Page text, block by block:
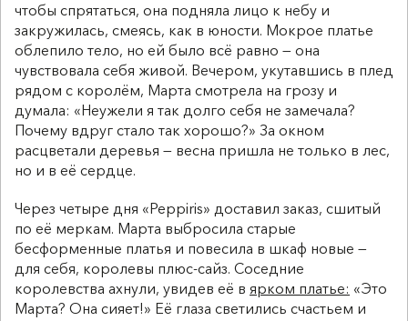
чтобы спрятаться, она подняла лицо к небу и
закружилась, смеясь, как в юности. Мокрое платье
облепило тело, но ей было всё равно — она
чувствовала себя живой. Вечером, укутавшись в плед
рядом с королём, Марта смотрела на грозу и
думала: «Неужели я так долго себя не замечала?
Почему вдруг стало так хорошо?» За окном
расцветали деревья — весна пришла не только в лес,
но и в её сердце.
Через четыре дня «Peppiris» доставил заказ, сшитый
по её меркам. Марта выбросила старые
бесформенные платья и повесила в шкаф новые —
для себя, королевы плюс-сайз. Соседние
королевства ахнули, увидев её в ярком платье: «Это
Марта? Она сияет!» Её глаза светились счастьем и